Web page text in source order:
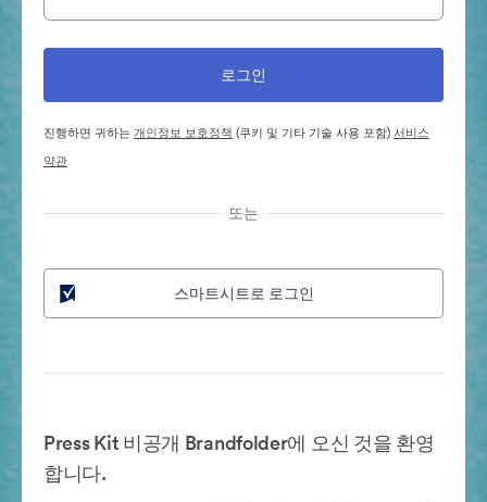
진행하면 귀하는개인정보 보호정책 (쿠키 및 기타 기술 사용 포함)서비스
약관
또는
스마트시트로 로그인
Press Kit 비공개 Brandfolder에 오신 것을 환영
합니다.